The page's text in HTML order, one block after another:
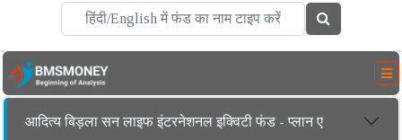
आदित्य बिड़ला सन लाइफ इंटरनेशनल इक्विटी फंड - प्लान ए